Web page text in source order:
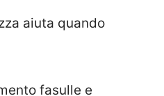
aiuta quando
fasulle e